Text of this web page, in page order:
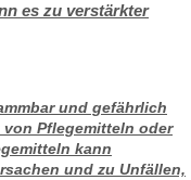
es zu verstärkter
und gefährlich
Pflegemitteln oder
kann
und zu Unfällen,